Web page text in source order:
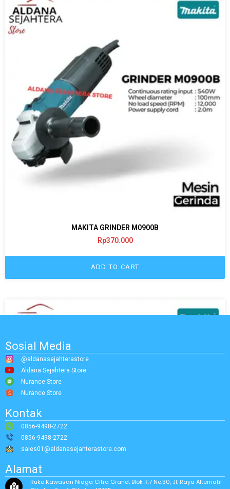
MAKITA GRINDER M0900B
Rp370.000
ADD TO CART
Sosial Media
@aldanasejahterastore
Aldana Sejahtera Store
Nurance Store
Nurance Store
Kontak
0856-9498-2722
0856-9498-2722
sales01@aldanasejahterastore.com
Alamat
Ruko Kawasan Niaga Citra Grand, Blok R.7 No.30, Jl. Raya Alternatif